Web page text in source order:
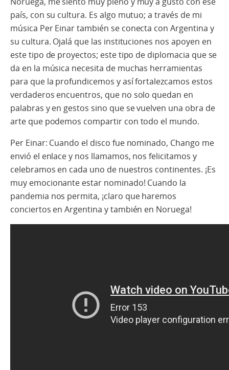
país, con su cultura. Es algo mutuo; a través de mi
música Per Einar también se conecta con Argentina y
su cultura. Ojalá que las instituciones nos apoyen en
este tipo de proyectos; este tipo de diplomacia que se
da en la música necesita de muchas herramientas
para que la profundicemos y así fortalezcamos estos
verdaderos encuentros, que no solo quedan en
palabras y en gestos sino que se vuelven una obra de
arte que podemos compartir con todo el mundo.
Per Einar: Cuando el disco fue nominado, Chango me
envió el enlace y nos llamamos, nos felicitamos y
celebramos en cada uno de nuestros continentes. ¡Es
muy emocionante estar nominado! Cuando la
pandemia nos permita, ¡claro que haremos
conciertos en Argentina y también en Noruega!